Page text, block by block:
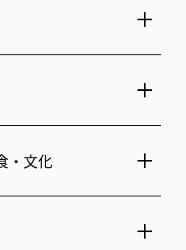
森
・文化